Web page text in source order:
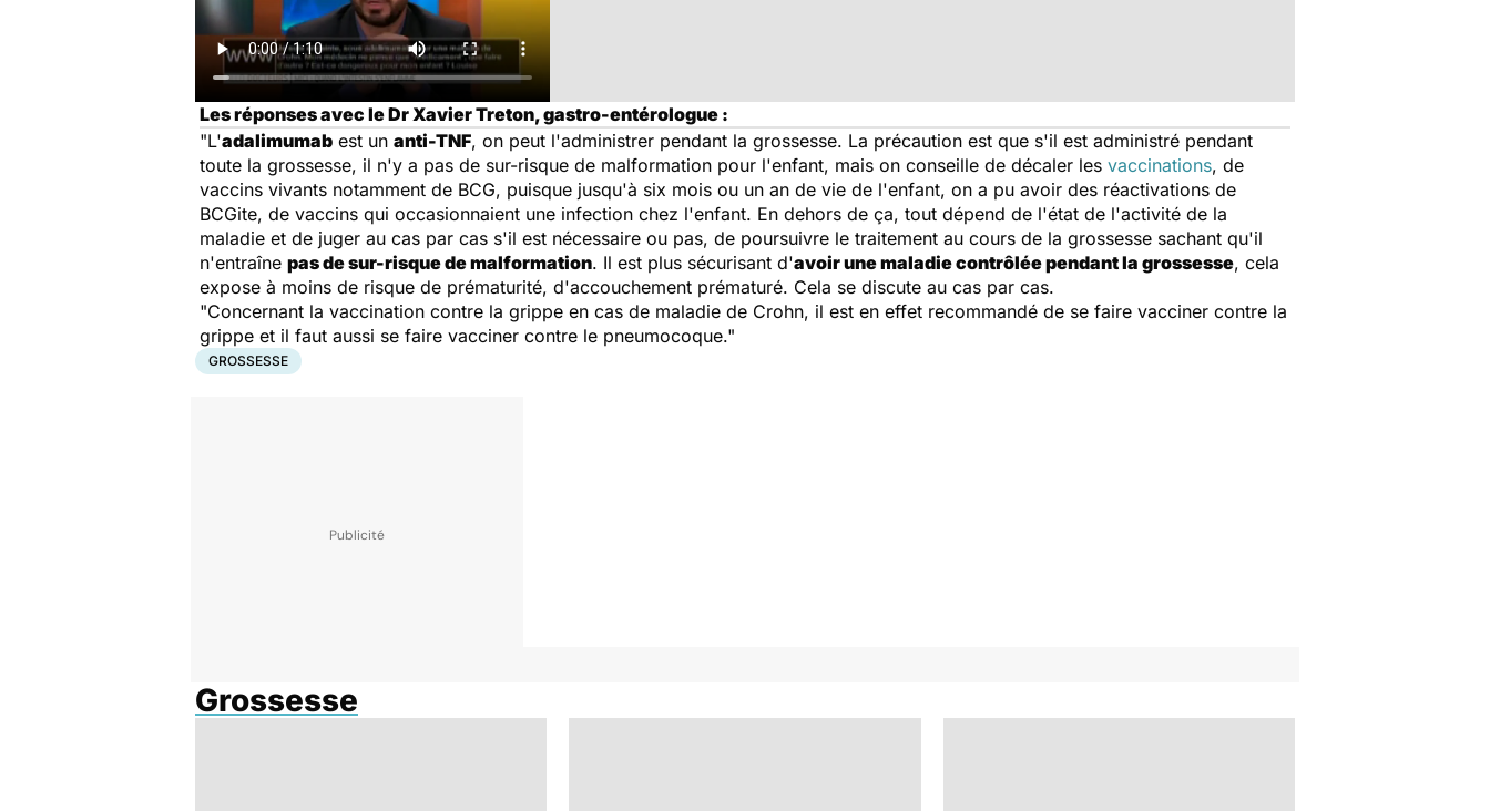
Les réponses avec le Dr Xavier Treton, gastro-entérologue :
"L'adalimumab est un anti-TNF, on peut l'administrer pendant la grossesse. La précaution est que s'il est administré pendant
toute la grossesse, il n'y a pas de sur-risque de malformation pour l'enfant, mais on conseille de décaler les vaccinations, de
vaccins vivants notamment de BCG, puisque jusqu'à six mois ou un an de vie de l'enfant, on a pu avoir des réactivations de
BCGite, de vaccins qui occasionnaient une infection chez l'enfant. En dehors de ça, tout dépend de l'état de l'activité de la
maladie et de juger au cas par cas s'il est nécessaire ou pas, de poursuivre le traitement au cours de la grossesse sachant qu'il
n'entraîne pas de sur-risque de malformation. Il est plus sécurisant d'avoir une maladie contrôlée pendant la grossesse, cela
expose à moins de risque de prématurité, d'accouchement prématuré. Cela se discute au cas par cas.
"Concernant la vaccination contre la grippe en cas de maladie de Crohn, il est en effet recommandé de se faire vacciner contre la
grippe et il faut aussi se faire vacciner contre le pneumocoque."
GROSSESSE
Grossesse